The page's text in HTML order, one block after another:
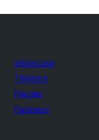
Showcase
Thema's
Plugins
Patronen